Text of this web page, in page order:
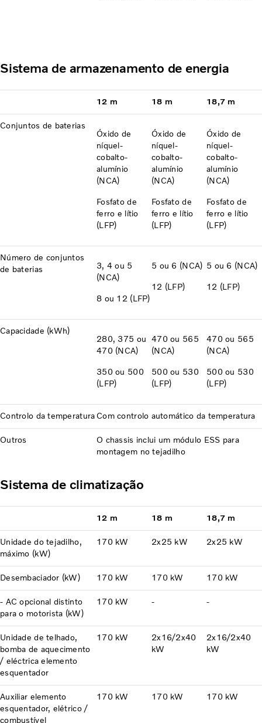
Sistema de armazenamento de energia
12 m 18 m 18,7 m
Conjuntos de baterias
Óxido de
níquel-
cobalto-
alumínio
(NCA)
Fosfato de
ferro e lítio
(LFP)
Óxido de
níquel-
cobalto-
alumínio
(NCA)
Fosfato de
ferro e lítio
(LFP)
Óxido de
níquel-
cobalto-
alumínio
(NCA)
Fosfato de
ferro e lítio
(LFP)
Número de conjuntos
de baterias
3, 4 ou 5
(NCA)
8 ou 12 (LFP)
5 ou 6 (NCA)
12 (LFP)
5 ou 6 (NCA)
12 (LFP)
Capacidade (kWh)
280, 375 ou
470 (NCA)
350 ou 500
(LFP)
470 ou 565
(NCA)
500 ou 530
(LFP)
470 ou 565
(NCA)
500 ou 530
(LFP)
Controlo da temperatura Com controlo automático da temperatura
Outros
O chassis inclui um módulo ESS para
montagem no tejadilho
Sistema de climatização
12 m 18 m 18,7 m
Unidade do tejadilho,
máximo (kW)
170 kW 2x25 kW 2x25 kW
Desembaciador (kW) 170 kW 170 kW 170 kW
- AC opcional distinto
para o motorista (kW)
170 kW - -
Unidade de telhado,
bomba de aquecimento
/ eléctrica elemento
esquentador
170 kW
2x16/2x40
kW
2x16/2x40
kW
Auxiliar elemento
esquentador, elétrico /
combustível
170 kW 170 kW 170 kW